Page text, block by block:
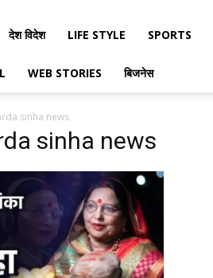
देश विदेश LIFE STYLE SPORTS
WEB STORIES बिजनेस
sinha news
sinha news